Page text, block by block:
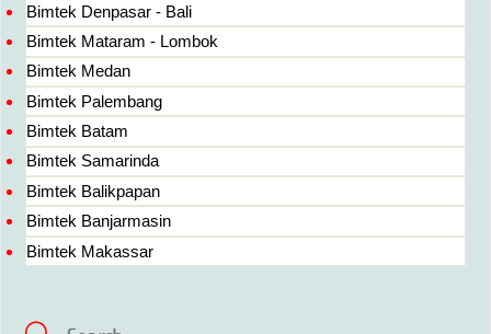
Bimtek Denpasar - Bali
Bimtek Mataram - Lombok
Bimtek Medan
Bimtek Palembang
Bimtek Batam
Bimtek Samarinda
Bimtek Balikpapan
Bimtek Banjarmasin
Bimtek Makassar